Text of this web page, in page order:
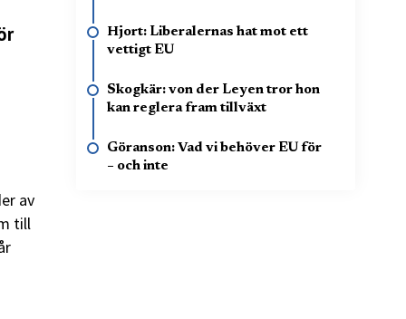
av
till
Hjort: Liberalernas hat mot ett
vettigt EU
Skogkär: von der Leyen tror hon
kan reglera fram tillväxt
Göranson: Vad vi behöver EU för
– och inte